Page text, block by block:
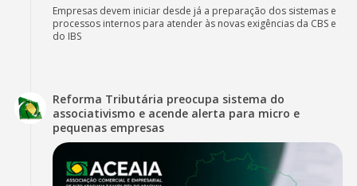
Empresas devem iniciar desde já a preparação dos sistemas e
processos internos para atender às novas exigências da CBS e
do IBS
Reforma Tributária preocupa sistema do
associativismo e acende alerta para micro e
pequenas empresas